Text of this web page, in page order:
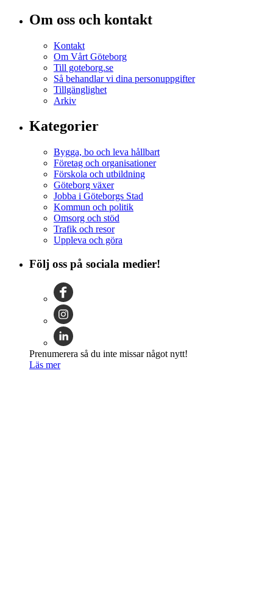
Om oss och kontakt
Kontakt
Om Vårt Göteborg
Till goteborg.se
Så behandlar vi dina personuppgifter
Tillgänglighet
Arkiv
Kategorier
Bygga, bo och leva hållbart
Företag och organisationer
Förskola och utbildning
Göteborg växer
Jobba i Göteborgs Stad
Kommun och politik
Omsorg och stöd
Trafik och resor
Uppleva och göra
Följ oss på sociala medier!
Prenumerera så du inte missar något nytt!
Läs mer